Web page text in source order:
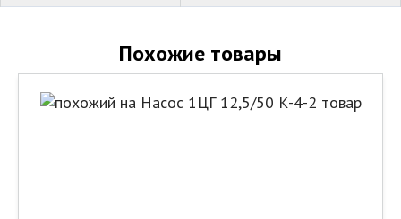
Похожие товары